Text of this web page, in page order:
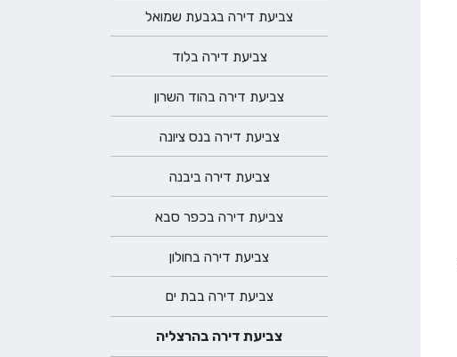
צביעת דירה בגבעת שמואל
צביעת דירה בלוד
צביעת דירה בהוד השרון
צביעת דירה בנס ציונה
צביעת דירה ביבנה
צביעת דירה בכפר סבא
צביעת דירה בחולון
צביעת דירה בבת ים
צביעת דירה בהרצליה